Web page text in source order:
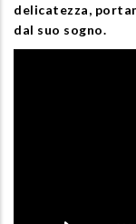
delicatezza,
dal suo sogno.